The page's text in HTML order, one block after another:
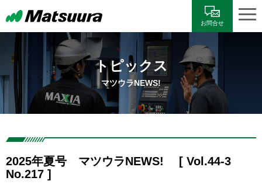
お問合せ
トピックス
マツウラNEWS!
2025年夏号 マツウラNEWS! [ Vol.44-3
No.217 ]